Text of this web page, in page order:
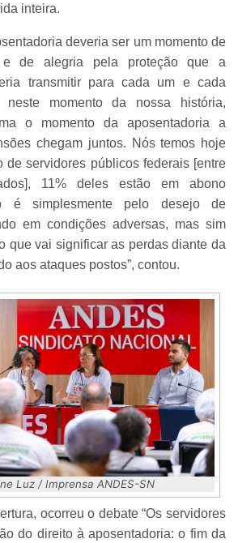
inteira.
deveria ser um momento de
e de alegria pela proteção que a
transmitir para cada um e cada
neste momento da nossa história,
o momento da aposentadoria a
chegam juntos. Nós temos hoje
de servidores públicos federais [entre
11% deles estão em abono
é simplesmente pelo desejo de
em condições adversas, mas sim
que vai significar as perdas diante da
aos ataques postos”, contou.
Luz / Imprensa ANDES-SN
ocorreu o debate “Os servidores
do direito à aposentadoria: o fim da